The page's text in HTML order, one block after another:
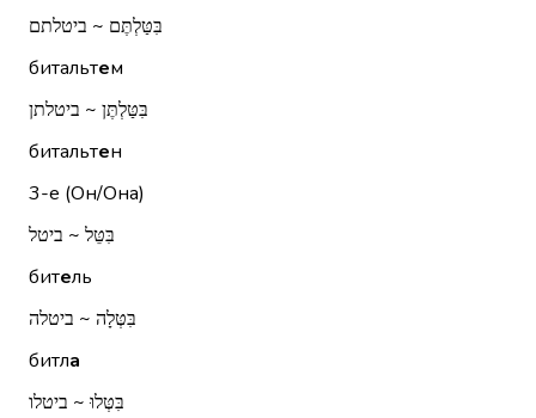
בִּטַּלְתֶּם ~ ביטלתם
битальтем
בִּטַּלְתֶּן ~ ביטלתן
битальтен
3-е (Он/Она)
בִּטֵּל ~ ביטל
битель
בִּטְּלָה ~ ביטלה
битла
בִּטְּלוּ ~ ביטלו